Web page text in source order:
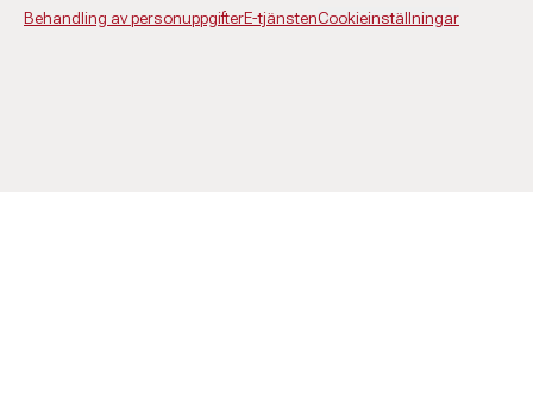
Behandling av personuppgifterE-tjänstenCookieinställningar